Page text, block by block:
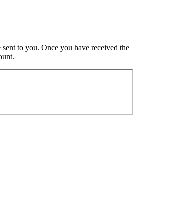
to you. Once you have received the